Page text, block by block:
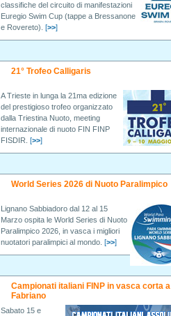
classifiche del circuito di manifestazioni
Euregio Swim Cup (tappe a Bressanone
e Rovereto). [>>]
21° Trofeo Calligaris
A Trieste in lunga la 21ma edizione
del prestigioso trofeo organizzato
dalla Triestina Nuoto, meeting
internazionale di nuoto FIN FINP
FISDIR. [>>]
World Series 2026 di Nuoto Paralimpico
Lignano Sabbiadoro dal 12 al 15
Marzo ospita le World Series di Nuoto
Paralimpico 2026, in vasca i migliori
nuotatori paralimpici al mondo. [>>]
Campionati italiani FINP in vasca corta a
Fabriano
Sabato 15 e